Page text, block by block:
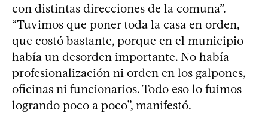
con distintas direcciones de la comuna”.
“Tuvimos que poner toda la casa en orden,
que costó bastante, porque en el municipio
había un desorden importante. No había
profesionalización ni orden en los galpones,
oficinas ni funcionarios. Todo eso lo fuimos
logrando poco a poco”, manifestó.